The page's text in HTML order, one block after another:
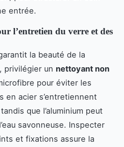
entrée.
l’entretien du verre et des
la beauté de la
privilégier un nettoyant non
pour éviter les
en acier s’entretiennent
que l’aluminium peut
savonneuse. Inspecter
et fixations assure la